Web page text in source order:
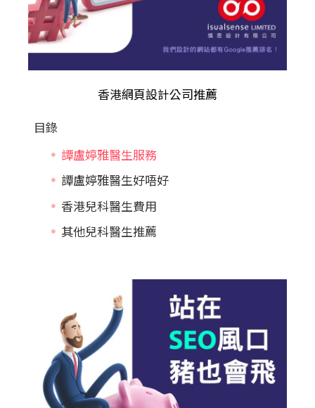
香港網頁設計公司推薦
目錄
譚盧婷雅醫生服務
譚盧婷雅醫生好唔好
香港兒科醫生費用
其他兒科醫生推薦